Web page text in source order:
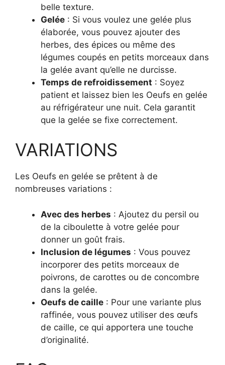
belle texture.
Gelée : Si vous voulez une gelée plus
élaborée, vous pouvez ajouter des
herbes, des épices ou même des
légumes coupés en petits morceaux dans
la gelée avant qu’elle ne durcisse.
Temps de refroidissement : Soyez
patient et laissez bien les Oeufs en gelée
au réfrigérateur une nuit. Cela garantit
que la gelée se fixe correctement.
VARIATIONS
Les Oeufs en gelée se prêtent à de
nombreuses variations :
Avec des herbes : Ajoutez du persil ou
de la ciboulette à votre gelée pour
donner un goût frais.
Inclusion de légumes : Vous pouvez
incorporer des petits morceaux de
poivrons, de carottes ou de concombre
dans la gelée.
Oeufs de caille : Pour une variante plus
raffinée, vous pouvez utiliser des œufs
de caille, ce qui apportera une touche
d’originalité.